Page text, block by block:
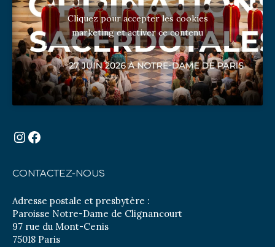
Cliquez pour accepter les cookies
marketing et activer ce contenu
Instagram
Facebook
CONTACTEZ-NOUS
Adresse postale et presbytère :
Paroisse Notre-Dame de Clignancourt
97 rue du Mont-Cenis
75018 Paris